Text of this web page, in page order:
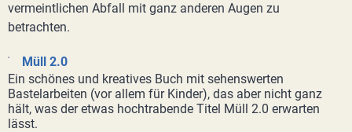
vermeintlichen Abfall mit ganz anderen Augen zu
betrachten.
Müll 2.0
Ein schönes und kreatives Buch mit sehenswerten
Bastelarbeiten (vor allem für Kinder), das aber nicht ganz
hält, was der etwas hochtrabende Titel Müll 2.0 erwarten
lässt.